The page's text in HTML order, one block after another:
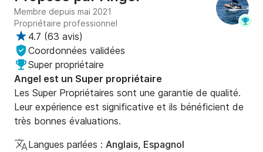
Membre depuis mai 2021
Propriétaire professionnel
4.7 (63 avis)
Coordonnées validées
Super propriétaire
Angel est un Super propriétaire
Les Super Propriétaires sont une garantie de qualité.
Leur expérience est significative et ils bénéficient de
très bonnes évaluations.
Langues parlées : Anglais, Espagnol